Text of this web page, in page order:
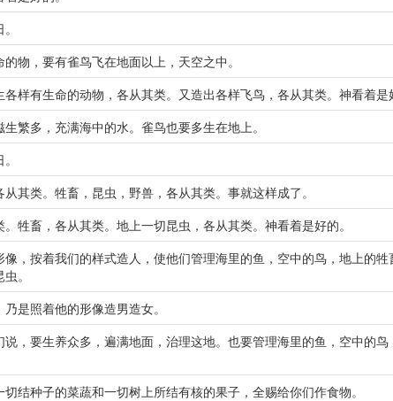
物，要有雀鸟飞在地面以上，天空之中。
样有生命的动物，各从其类。又造出各样飞鸟，各从其类。神看着是
繁多，充满海中的水。雀鸟也要多生在地上。
其类。牲畜，昆虫，野兽，各从其类。事就这样成了。
牲畜，各从其类。地上一切昆虫，各从其类。神看着是好的。
，按着我们的样式造人，使他们管理海里的鱼，空中的鸟，地上的牲
。
是照着他的形像造男造女。
，要生养众多，遍满地面，治理这地。也要管理海里的鱼，空中的鸟
结种子的菜蔬和一切树上所结有核的果子，全赐给你们作食物。